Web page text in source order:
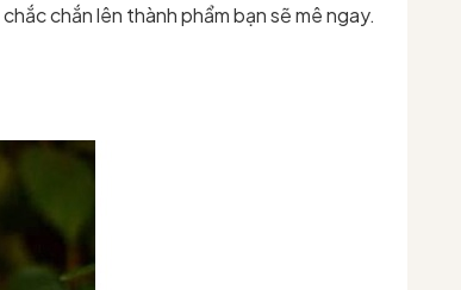
chắn lên thành phẩm bạn sẽ mê ngay.